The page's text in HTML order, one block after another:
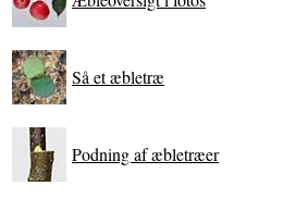
Så et æbletræ
Podning af æbletræer